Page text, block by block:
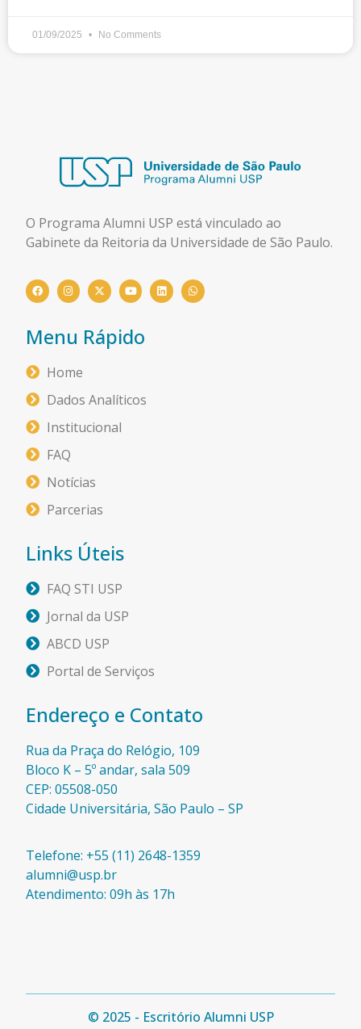
01/09/2025 No Comments
O Programa Alumni USP está vinculado ao
Gabinete da Reitoria da Universidade de São Paulo.
Menu Rápido
Home
Dados Analíticos
Institucional
FAQ
Notícias
Parcerias
Links Úteis
FAQ STI USP
Jornal da USP
ABCD USP
Portal de Serviços
Endereço e Contato
Rua da Praça do Relógio, 109
Bloco K – 5º andar, sala 509
CEP: 05508-050
Cidade Universitária, São Paulo – SP​
Telefone: +55 (11) 2648-1359
alumni@usp.br
Atendimento: 09h às 17h
© 2025 - Escritório Alumni USP